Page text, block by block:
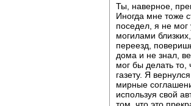
Ты, наверное,
Иногда мне тоже
поседел, я не мог
могилами
переезд,
дома и не знал,
мог бы делать
газету. Я
мирные
используя свой
том, что это